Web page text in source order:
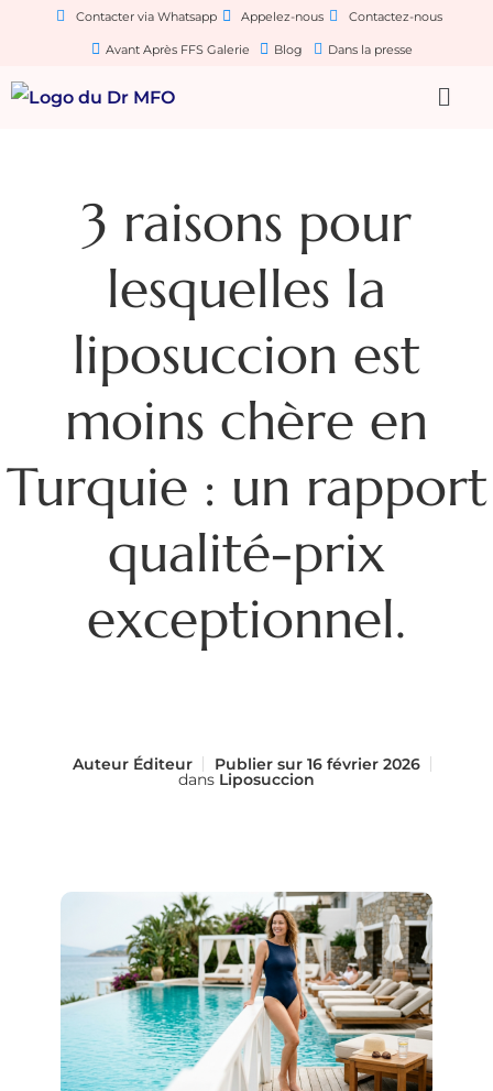
Contacter via Whatsapp Appelez-nous Contactez-nous
Avant Après FFS Galerie Blog Dans la presse
3 raisons pour
lesquelles la
liposuccion est
moins chère en
Turquie : un rapport
qualité-prix
exceptionnel.
Auteur Éditeur Publier sur 16 février 2026
dans Liposuccion